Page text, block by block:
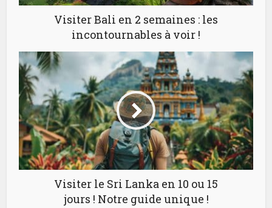
Visiter Bali en 2 semaines : les
incontournables à voir !
Visiter le Sri Lanka en 10 ou 15
jours ! Notre guide unique !